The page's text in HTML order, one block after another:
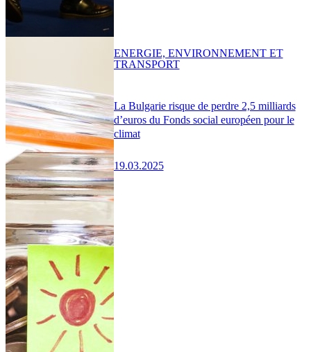
La Bulgarie risque de perdre 2,5 milliards
d’euros du Fonds social européen pour le
climat
19.03.2025
ENERGIE, ENVIRONNEMENT ET
TRANSPORT